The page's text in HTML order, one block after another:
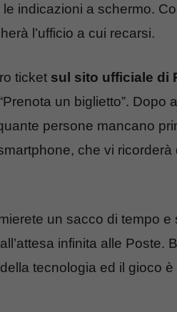
indicazioni a schermo.
l’ufficio a cui recarsi.
ticket sul sito ufficiale di
un biglietto”. Dopo
persone mancano
che vi ricorderà
un sacco di tempo e
infinita alle Poste.
tecnologia ed il gioco è